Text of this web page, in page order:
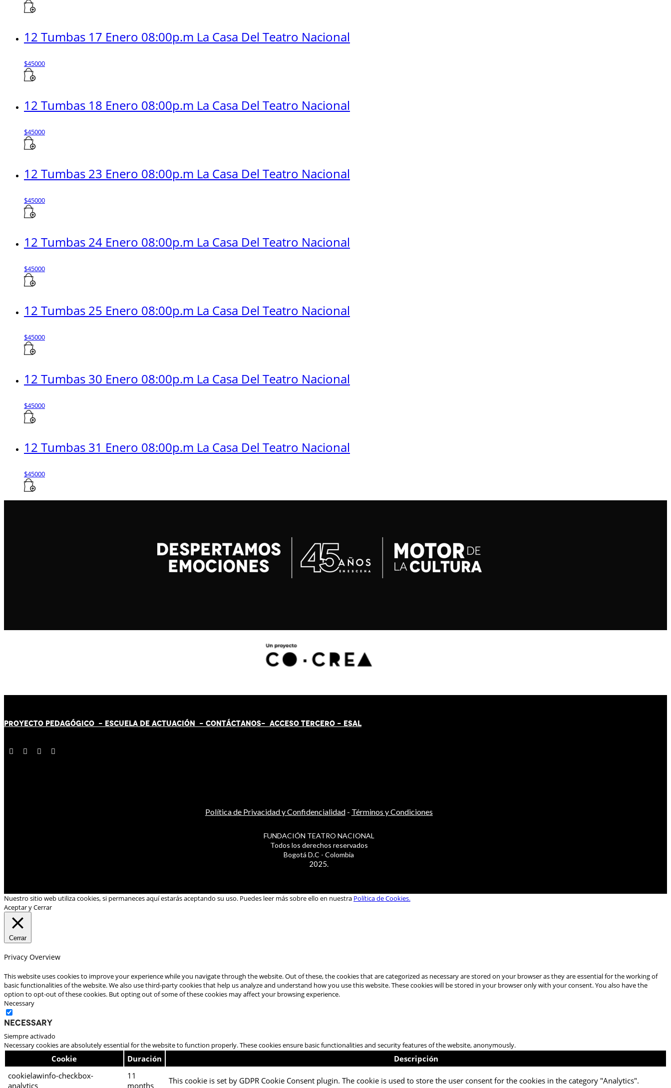
12 Tumbas 17 Enero 08:00p.m La Casa Del Teatro Nacional
$45000
12 Tumbas 18 Enero 08:00p.m La Casa Del Teatro Nacional
$45000
12 Tumbas 23 Enero 08:00p.m La Casa Del Teatro Nacional
$45000
12 Tumbas 24 Enero 08:00p.m La Casa Del Teatro Nacional
$45000
12 Tumbas 25 Enero 08:00p.m La Casa Del Teatro Nacional
$45000
12 Tumbas 30 Enero 08:00p.m La Casa Del Teatro Nacional
$45000
12 Tumbas 31 Enero 08:00p.m La Casa Del Teatro Nacional
$45000
PROYECTO PEDAGÓGICO - ESCUELA DE ACTUACIÓN - CONTÁCTANOS- ACCESO TERCERO - ESAL
Política de Privacidad y Confidencialidad- Términos y Condiciones
FUNDACIÓN TEATRO NACIONAL
Todos los derechos reservados
Bogotá D.C - Colombia
2025.
Nuestro sitio web utiliza cookies, si permaneces aquí estarás aceptando su uso. Puedes leer más sobre ello en nuestra Política de Cookies.
Aceptar y Cerrar
Cerrar
Privacy Overview
This website uses cookies to improve your experience while you navigate through the website. Out of these, the cookies that are categorized as necessary are stored on your browser as they are essential for the working of
basic functionalities of the website. We also use third-party cookies that help us analyze and understand how you use this website. These cookies will be stored in your browser only with your consent. You also have the
option to opt-out of these cookies. But opting out of some of these cookies may affect your browsing experience.
Necessary
Necessary
Siempre activado
Necessary cookies are absolutely essential for the website to function properly. These cookies ensure basic functionalities and security features of the website, anonymously.
Cookie Duración
Descripción
cookielawinfo-checkbox-
analytics
11
months
This cookie is set by GDPR Cookie Consent plugin. The cookie is used to store the user consent for the cookies in the category "Analytics".